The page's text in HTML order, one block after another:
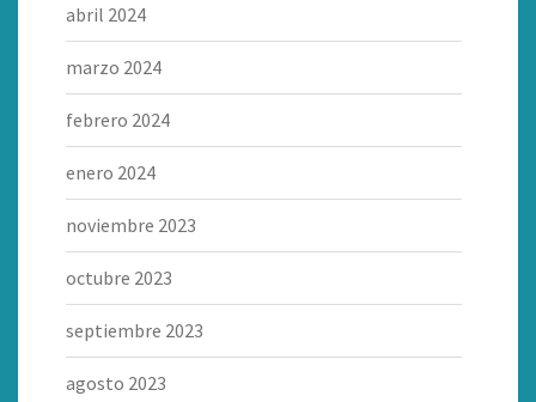
abril 2024
marzo 2024
febrero 2024
enero 2024
noviembre 2023
octubre 2023
septiembre 2023
agosto 2023